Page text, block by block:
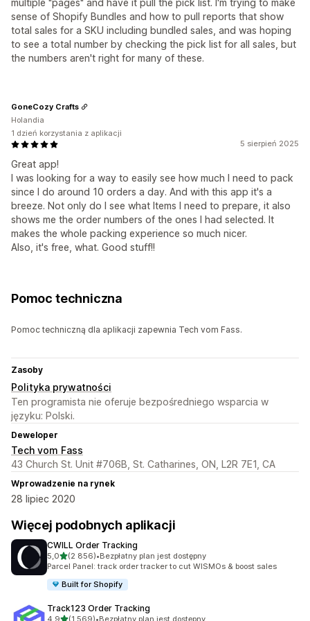
multiple "pages" and have it pull the pick list. I'm trying to make
sense of Shopify Bundles and how to pull reports that show
total sales for a SKU including bundled sales, and was hoping
to see a total number by checking the pick list for all sales, but
the numbers aren't right for many of these.
5 sierpień 2025
Great app!
I was looking for a way to easily see how much I need to pack
since I do around 10 orders a day. And with this app it's a
breeze. Not only do I see what Items I need to prepare, it also
shows me the order numbers of the ones I had selected. It
makes the whole packing experience so much nicer.
Also, it's free, what. Good stuff!!
GoneCozy Crafts
Holandia
1 dzień korzystania z aplikacji
Pomoc techniczna
Pomoc techniczną dla aplikacji zapewnia Tech vom Fass.
Zasoby
Polityka prywatności
Ten programista nie oferuje bezpośredniego wsparcia w
języku: Polski.
Deweloper
Tech vom Fass
43 Church St. Unit #706B, St. Catharines, ON, L2R 7E1, CA
Wprowadzenie na rynek
28 lipiec 2020
Więcej podobnych aplikacji
CWILL Order Tracking
5,0na 5 gwiazdek
(2 856)
Łączna liczba recenzji: 2856
•Bezpłatny plan jest dostępny
Parcel Panel: track order tracker to cut WISMOs & boost sales
Built for Shopify
Track123 Order Tracking
na 5 gwiazdek